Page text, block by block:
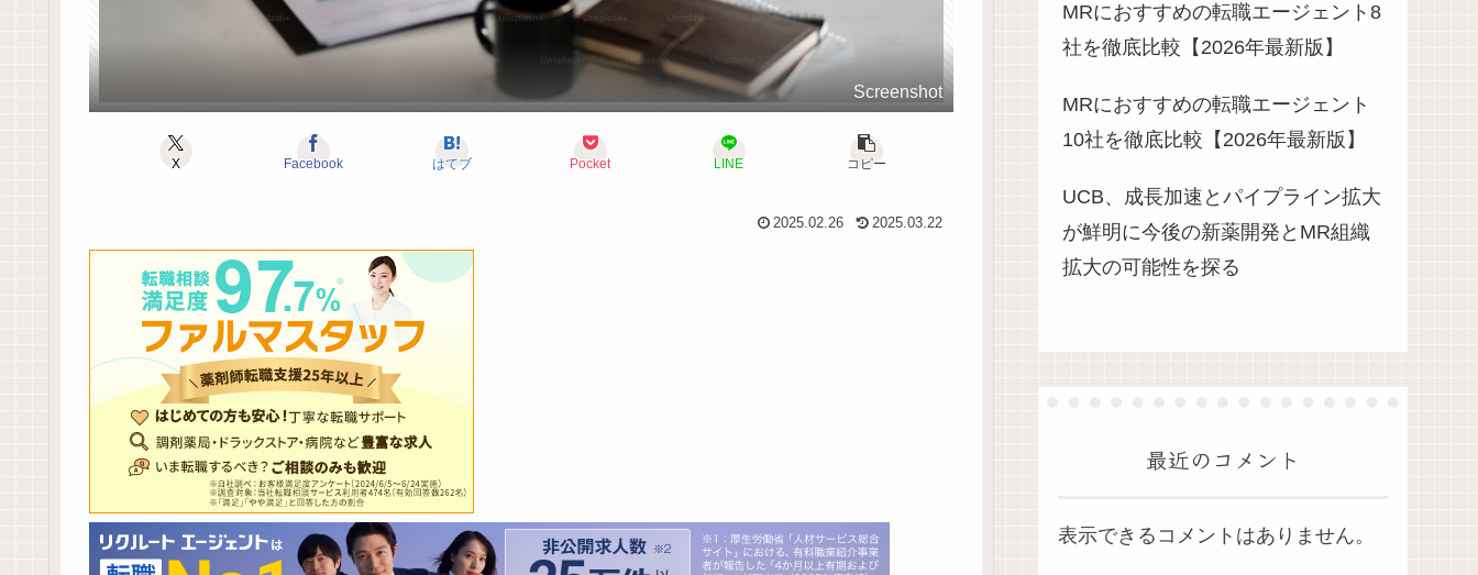
Screenshot
X Facebook はてブ Pocket LINE コピー
2025.02.26 2025.03.22
MRにおすすめの転職エージェント8
社を徹底比較【2026年最新版】
MRにおすすめの転職エージェント
10社を徹底比較【2026年最新版】
UCB、成長加速とパイプライン拡大
が鮮明に今後の新薬開発とMR組織
拡大の可能性を探る
最近のコメント
表示できるコメントはありません。